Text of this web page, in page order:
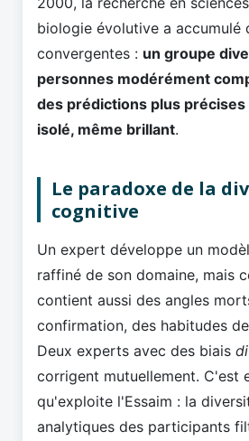
biologie évolutive a accumulé
convergentes : un groupe
personnes modérément
des prédictions plus
isolé, même brillant.
Le paradoxe de la
cognitive
Un expert développe un
raffiné de son domaine, mais
contient aussi des angles
confirmation, des habitudes
Deux experts avec des biais
corrigent mutuellement. C'est
qu'exploite l'Essaim : la
analytiques des participants